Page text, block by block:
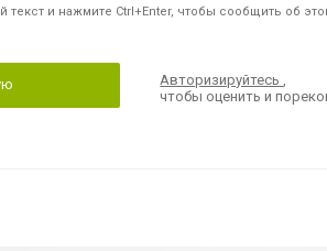
и нажмите Ctrl+Enter, чтобы сообщить об
Авторизируйтесь,
чтобы оценить и